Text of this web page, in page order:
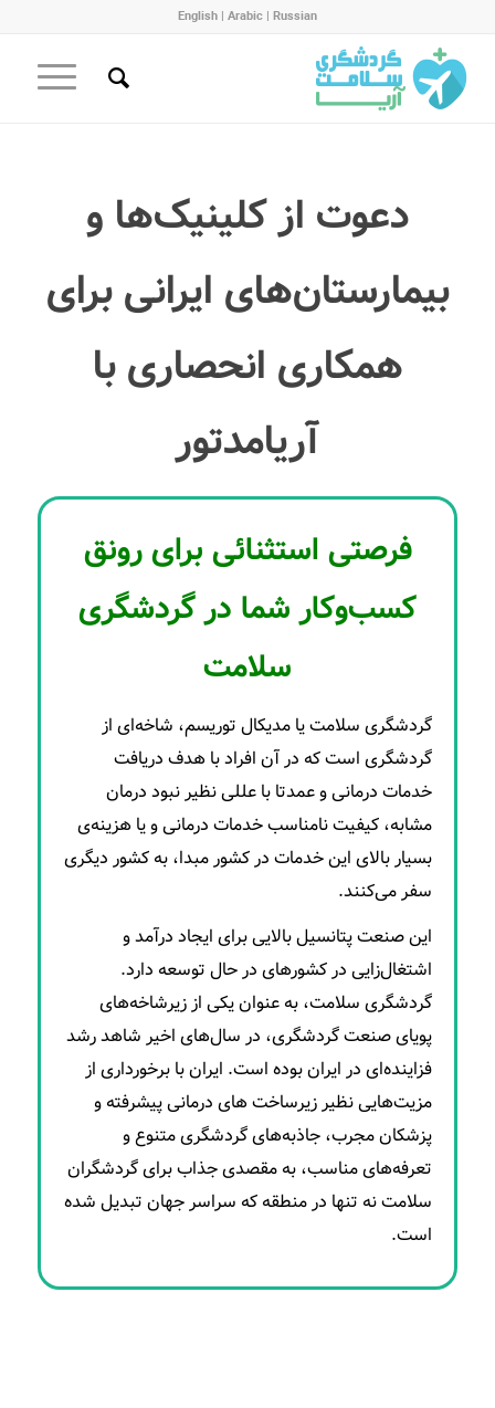
English | Arabic | Russian
دعوت از کلینیک‌ها و
بیمارستان‌های ایرانی برای
همکاری انحصاری با
آریامدتور
فرصتی استثنائی برای رونق
کسب‌و‌کار شما در گردشگری
سلامت
گردشگری سلامت یا مدیکال توریسم، شاخه‌ای از
گردشگری است که در آن افراد با هدف دریافت
خدمات درمانی و عمدتا با عللی نظیر نبود درمان
مشابه، کیفیت نامناسب خدمات درمانی و یا هزینه‌ی
بسیار بالای این خدمات در کشور مبدا، به کشور دیگری
سفر می‌کنند.
این صنعت پتانسیل بالایی برای ایجاد درآمد و
اشتغال‌زایی در کشورهای در حال توسعه دارد.
گردشگری سلامت، به عنوان یکی از زیرشاخه‌های
پویای صنعت گردشگری، در سال‌های اخیر شاهد رشد
فزاینده‌ای در ایران بوده است. ایران با برخورداری از
مزیت‌هایی نظیر زیرساخت های درمانی پیشرفته و
پزشکان مجرب، جاذبه‌های گردشگری متنوع و
تعرفه‌های مناسب، به مقصدی جذاب برای گردشگران
سلامت نه تنها در منطقه که سراسر جهان تبدیل شده
است.